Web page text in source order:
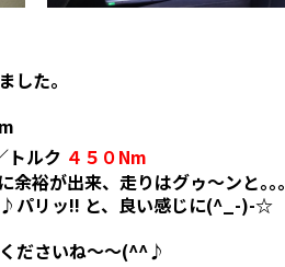
した。
トルク ４５０Nm
裕が出来、走りはグゥ～ンと｡｡
パリッ!! と、良い感じに(^_-)-☆
ださいね～～(^^♪